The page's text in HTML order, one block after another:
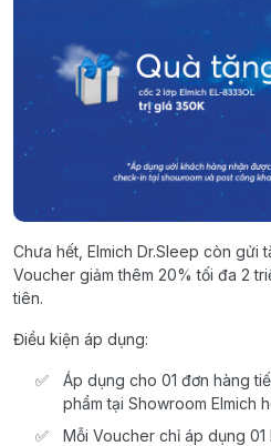
Chưa hết, Elmich Dr.Sleep còn gửi
Voucher giảm thêm 20% tối đa 2
tiên.
Điều kiện áp dụng:
Áp dụng cho 01 đơn hàng
phẩm tại Showroom Elmich
Mỗi Voucher chỉ áp dụng 01